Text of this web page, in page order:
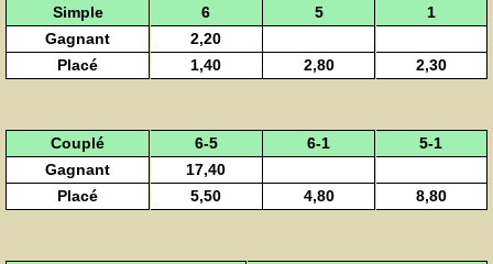
Simple 6 5
1
Gagnant
2,20
Placé
1,40 2,80 2,30
Couplé 6-5 6-1
5-1
Gagnant
17,40
Placé
5,50 4,80 8,80